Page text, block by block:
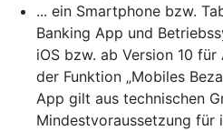
... ein Smartphone bzw.
Banking App und
iOS bzw. ab Version 10
der Funktion „Mobiles
App gilt aus technischen
Mindestvoraussetzung für